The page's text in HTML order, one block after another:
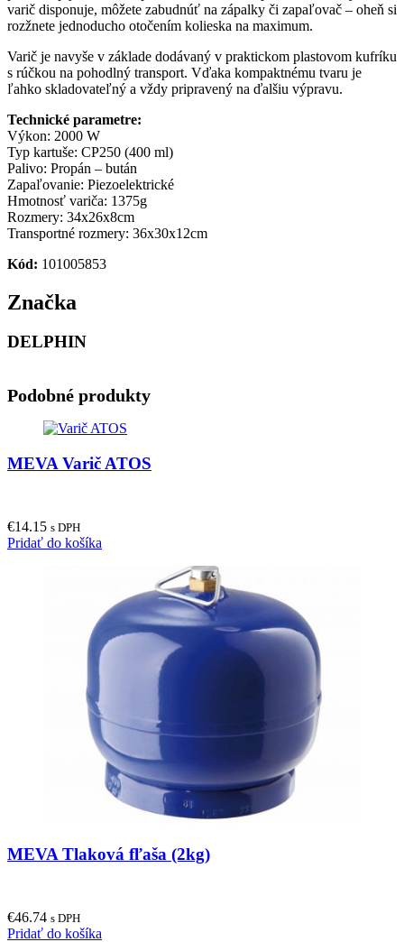
varič disponuje, môžete zabudnúť na zápalky či zapaľovač – oheň si
rozžnete jednoducho otočením kolieska na maximum.
Varič je navyše v základe dodávaný v praktickom plastovom kufríku
s rúčkou na pohodlný transport. Vďaka kompaktnému tvaru je
ľahko skladovateľný a vždy pripravený na ďalšiu výpravu.
Technické parametre:
Výkon: 2000 W
Typ kartuše: CP250 (400 ml)
Palivo: Propán – bután
Zapaľovanie: Piezoelektrické
Hmotnosť variča: 1375g
Rozmery: 34x26x8cm
Transportné rozmery: 36x30x12cm
Kód: 101005853
Značka
DELPHIN
Podobné produkty
MEVA Varič ATOS
€14.15 s DPH
Pridať do košíka
MEVA Tlaková fľaša (2kg)
€46.74 s DPH
Pridať do košíka